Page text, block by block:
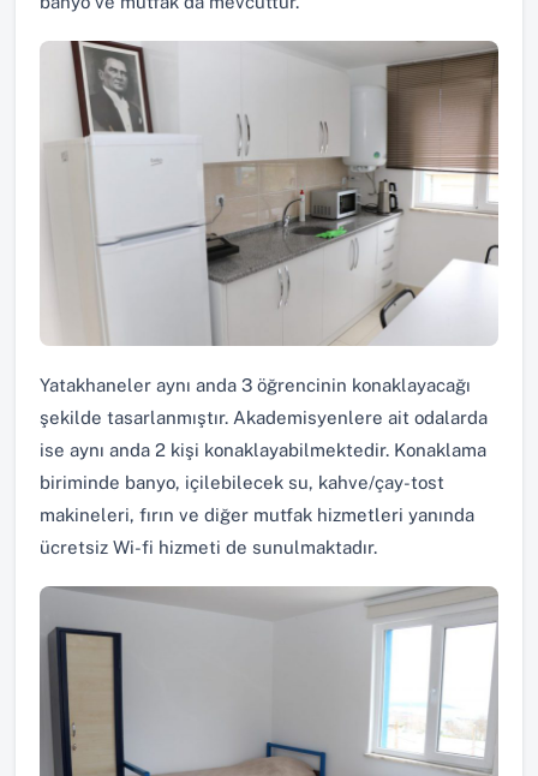
Yatakhaneler aynı anda 3 öğrencinin konaklayacağı
şekilde tasarlanmıştır. Akademisyenlere ait odalarda
ise aynı anda 2 kişi konaklayabilmektedir. Konaklama
biriminde banyo, içilebilecek su, kahve/çay-tost
makineleri, fırın ve diğer mutfak hizmetleri yanında
ücretsiz Wi-fi hizmeti de sunulmaktadır.